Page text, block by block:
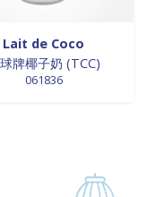
Lait de Coco
牌椰子奶 (TCC)
061836